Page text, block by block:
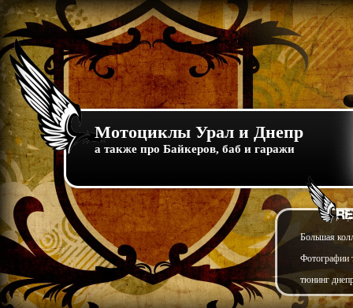
Мотоциклы Урал и Днепр
а также про Байкеров, баб и гаражи
Большая
Фотографии
тюнинг